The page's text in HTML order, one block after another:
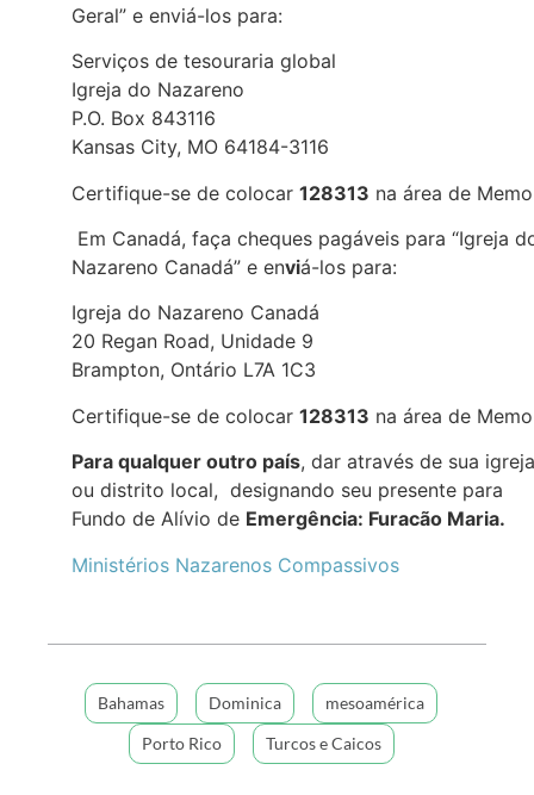
Geral” e enviá-los para:
Serviços de tesouraria global
Igreja do Nazareno
P.O. Box 843116
Kansas City, MO 64184-3116
Certifique-se de colocar 128313 na área de
Em Canadá, faça cheques pagáveis para “Igreja
Nazareno Canadá” e enviá-los para:
Igreja do Nazareno Canadá
20 Regan Road, Unidade 9
Brampton, Ontário L7A 1C3
Certifique-se de colocar 128313 na área de
Para qualquer outro país, dar através de sua igreja
ou distrito local, designando seu presente para
Fundo de Alívio de Emergência: Furacão Maria.
Ministérios Nazarenos Compassivos
Bahamas Dominica
mesoamérica
Porto Rico
Turcos e Caicos